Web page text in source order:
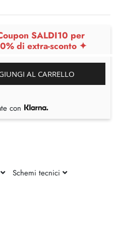
SALDI10 per
di extra-sconto ✦
AL CARRELLO
con
Schemi tecnici